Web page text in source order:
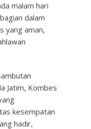
malam hari
dalam
yang aman,
Jatim, Kombes
kesempatan
hadir,